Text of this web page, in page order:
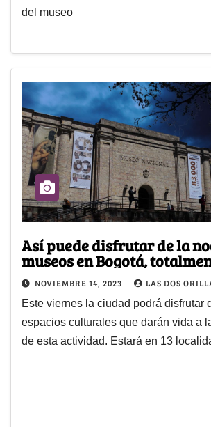
del museo
Así puede disfrutar de la
museos en Bogotá,
NOVIEMBRE 14, 2023 LAS DOS
Este viernes la ciudad podrá disfrutar
espacios culturales que darán vida a
de esta actividad. Estará en 13